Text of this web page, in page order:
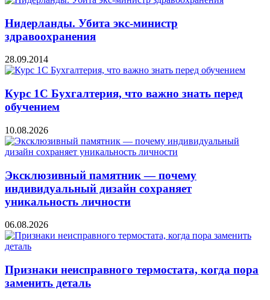
Нидерланды. Убита экс-министр
здравоохранения
28.09.2014
Курс 1С Бухгалтерия, что важно знать перед
обучением
10.08.2026
Эксклюзивный памятник — почему
индивидуальный дизайн сохраняет
уникальность личности
06.08.2026
Признаки неисправного термостата, когда пора
заменить деталь